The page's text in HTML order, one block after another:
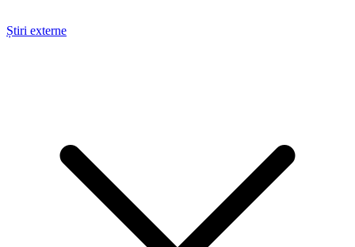
Știri externe